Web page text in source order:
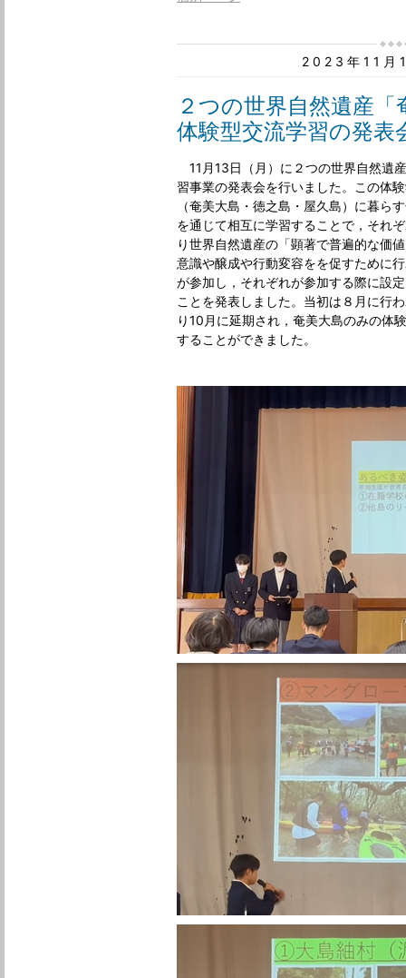
2023年11月
２つの世界自然遺産
体験型交流学習の発表
11月13日（月）に２つの世界自然遺
習事業の発表会を行いました。この体
（奄美大島・徳之島・屋久島）に暮ら
を通じて相互に学習することで，それ
り世界自然遺産の「顕著で普遍的な価
意識や醸成や行動変容をを促すために
が参加し，それぞれが参加する際に設
ことを発表しました。当初は８月に行
り10月に延期され，奄美大島のみの体
することができました。